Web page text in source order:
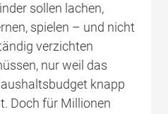
sollen lachen,
spielen – und nicht
verzichten
nur weil das
knapp
Doch für Millionen